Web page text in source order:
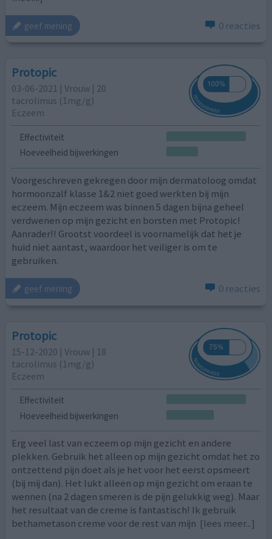
geef mening 0 reacties
Protopic
03-06-2021 | Vrouw | 20
tacrolimus (1mg/g)
Eczeem
Effectiviteit
Hoeveelheid bijwerkingen
Voorgeschreven gekregen door mijn dermatoloog omdat
hormoonzalf klasse 1&2 niet goed werkten bij mijn
eczeem. Mijn eczeem was binnen 5 dagen bijna geheel
verdwenen op mijn gezicht en borsten met Protopic!
Aanrader!! Grootst voordeel is voornamelijk dat het je
huid niet aantast, waardoor het veiliger is om te
gebruiken.
geef mening 0 reacties
Protopic
15-12-2020 | Vrouw | 18
tacrolimus (1mg/g)
Eczeem
Effectiviteit
Hoeveelheid bijwerkingen
Erg veel last van eczeem op mijn gezicht en andere
plekken. Gebruik het alleen op mijn gezicht omdat het zo
ontzettend pijn doet als je het voor het eerst opsmeert
(bij mij dan). Het lukt alleen op mijn gezicht om eraan te
wennen (na 2 dagen smeren is de pijn gelukkig weg). Maar
het resultaat van de creme is fantastisch! Ik gebruik
bethametason creme voor de rest van mijn [lees meer...]